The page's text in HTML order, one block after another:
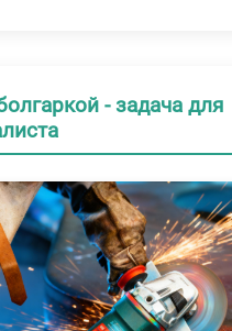
- задача для